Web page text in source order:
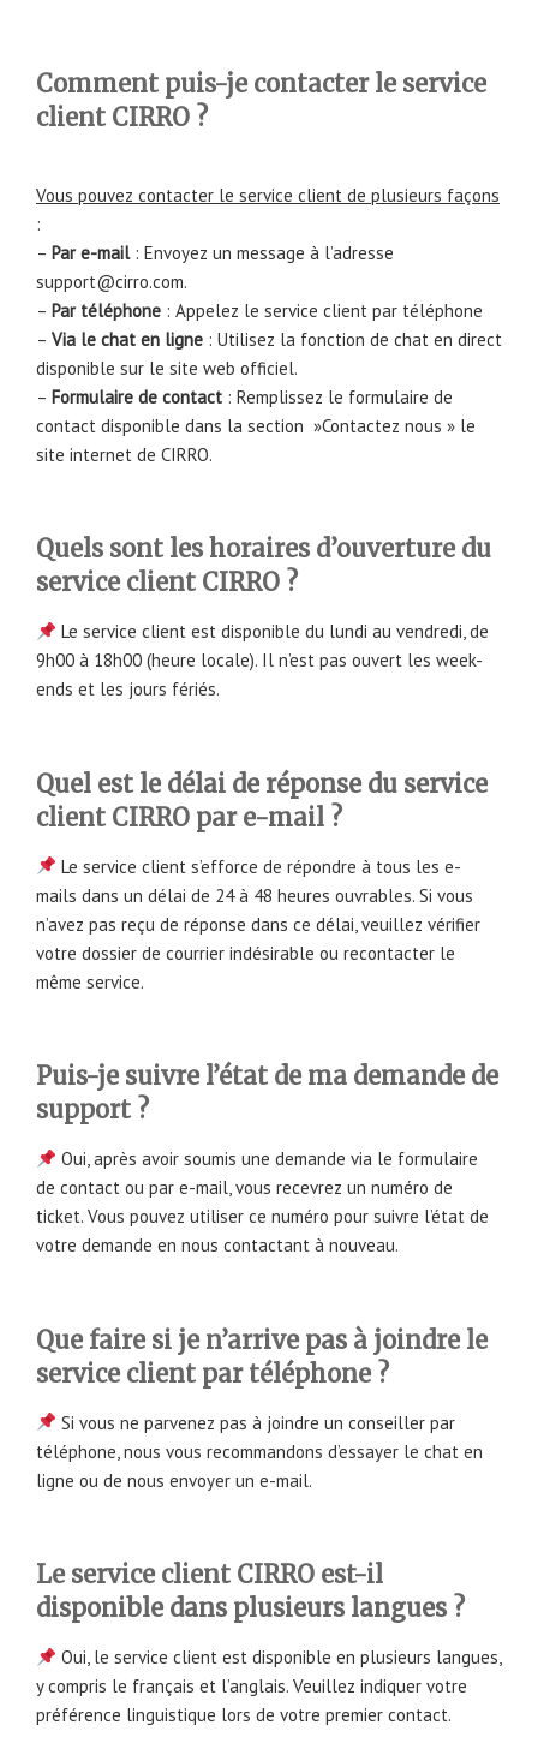
Comment puis-je contacter le service
client CIRRO ?
Vous pouvez contacter le service client de plusieurs façons
:
– Par e-mail: Envoyez un message à l’adresse
support@cirro.com.
– Par téléphone : Appelez le service client par téléphone
– Via le chat en ligne : Utilisez la fonction de chat en direct
disponible sur le site web officiel.
– Formulaire de contact : Remplissez le formulaire de
contact disponible dans la section »Contactez nous » le
site internet de CIRRO.
Quels sont les horaires d’ouverture du
service client CIRRO ?
Le service client est disponible du lundi au vendredi, de
9h00 à 18h00 (heure locale). Il n’est pas ouvert les week-
ends et les jours fériés.
Quel est le délai de réponse du service
client CIRRO par e-mail ?
Le service client s’efforce de répondre à tous les e-
mails dans un délai de 24 à 48 heures ouvrables. Si vous
n’avez pas reçu de réponse dans ce délai, veuillez vérifier
votre dossier de courrier indésirable ou recontacter le
même service.
Puis-je suivre l’état de ma demande de
support ?
Oui, après avoir soumis une demande via le formulaire
de contact ou par e-mail, vous recevrez un numéro de
ticket. Vous pouvez utiliser ce numéro pour suivre l’état de
votre demande en nous contactant à nouveau.
Que faire si je n’arrive pas à joindre le
service client par téléphone ?
Si vous ne parvenez pas à joindre un conseiller par
téléphone, nous vous recommandons d’essayer le chat en
ligne ou de nous envoyer un e-mail.
Le service client CIRRO est-il
disponible dans plusieurs langues ?
Oui, le service client est disponible en plusieurs langues,
y compris le français et l’anglais. Veuillez indiquer votre
préférence linguistique lors de votre premier contact.